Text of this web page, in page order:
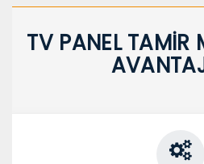
TV PANEL TAMİR